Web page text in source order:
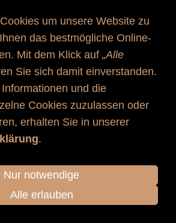
um unsere Website zu
das bestmögliche Online-
Mit dem Klick auf „Alle
Sie sich damit einverstanden.
und die
Cookies zuzulassen oder
erhalten Sie in unserer
.
Nur notwendige
Alle erlauben